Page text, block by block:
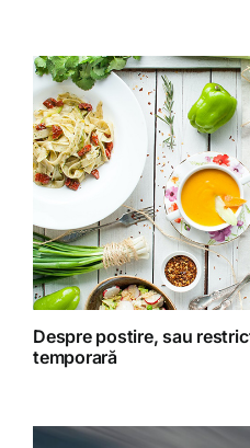
Homeopatie
Retete fructariene
Retete preparate
Retete Raw (nepreparate
Despre postire, sau
temporară